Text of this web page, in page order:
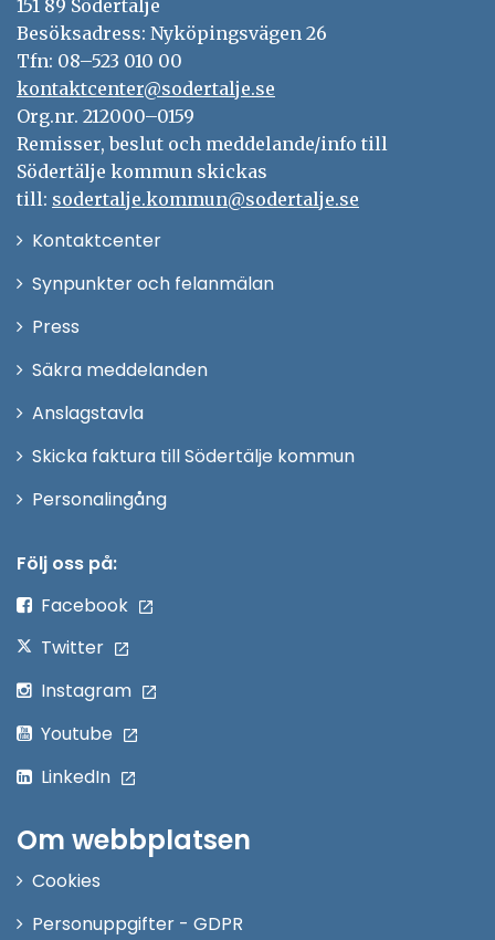
151 89 Södertälje
Besöksadress: Nyköpingsvägen 26
Tfn: 08–523 010 00
kontaktcenter@sodertalje.se
Org.nr. 212000–0159
Remisser, beslut och meddelande/info till
Södertälje kommun skickas
till: sodertalje.kommun@sodertalje.se
KontaktcenterÖppna
Synpunkter och felanmälan
Press
fönster
Säkra meddelanden
Anslagstavla
Skicka faktura till Södertälje kommun
PersonalingångÖppna
Följ oss på:
Facebook
Twitter
Instagram
Youtube
LinkedIn
Om webbplatsen
Cookies
Personuppgifter - GDPR